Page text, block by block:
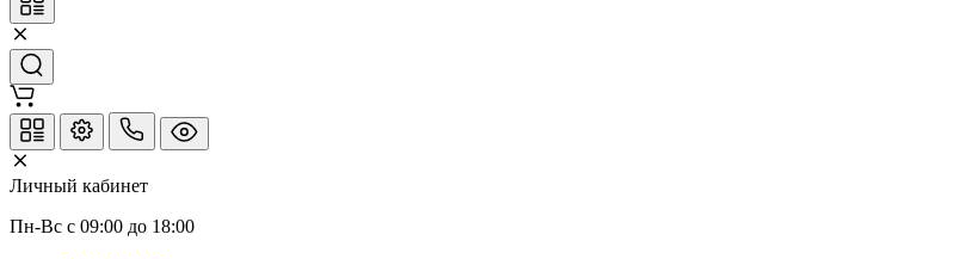
Личный кабинет
Пн-Вс с 09:00 до 18:00